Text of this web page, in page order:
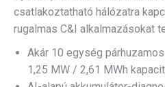
csatlakoztatható hálózatra
rugalmas C&I alkalmazásokat
Akár 10 egység
1,25 MW / 2,61 MWh